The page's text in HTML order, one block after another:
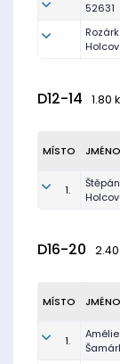
52631
D12-14 1.80
MÍSTO JMÉNO
1.
D16-20
MÍSTO JMÉNO
1.
Amélie